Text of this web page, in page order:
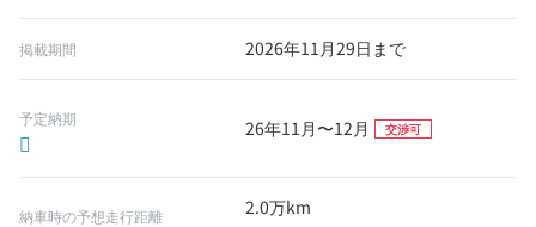
掲載期間 2026年11月29日まで
予定納期 26年11月〜12月 交渉可
納車時の予想走行距離 2.0万km